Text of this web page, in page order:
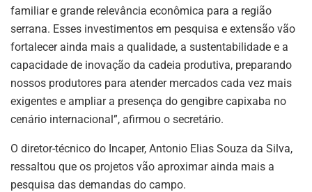
familiar e grande relevância econômica para a região
serrana. Esses investimentos em pesquisa e extensão vão
fortalecer ainda mais a qualidade, a sustentabilidade e a
capacidade de inovação da cadeia produtiva, preparando
nossos produtores para atender mercados cada vez mais
exigentes e ampliar a presença do gengibre capixaba no
cenário internacional”, afirmou o secretário.
O diretor-técnico do Incaper, Antonio Elias Souza da Silva,
ressaltou que os projetos vão aproximar ainda mais a
pesquisa das demandas do campo.